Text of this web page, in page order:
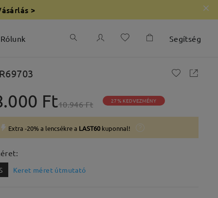
>
Rólunk Segítség
Ft10.946 Ft 27% KEDVEZMÉNY
Extra -20% a lencsékre a LAST60 kuponnal!
Keret méret útmutató